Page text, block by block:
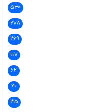
۵۴۰
۲۷۸
۲۶۹
۱۱۷
۶۲
۶۱
۳۵